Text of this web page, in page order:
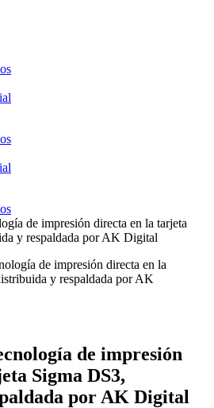
de impresión directa en la tarjeta
y respaldada por AK Digital
de impresión
Sigma DS3,
por AK Digital